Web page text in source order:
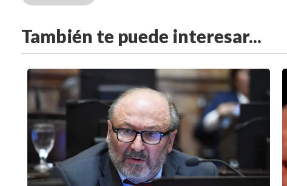
También te puede interesar...